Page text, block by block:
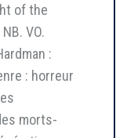
of the
VO.
:
: horreur
morts-